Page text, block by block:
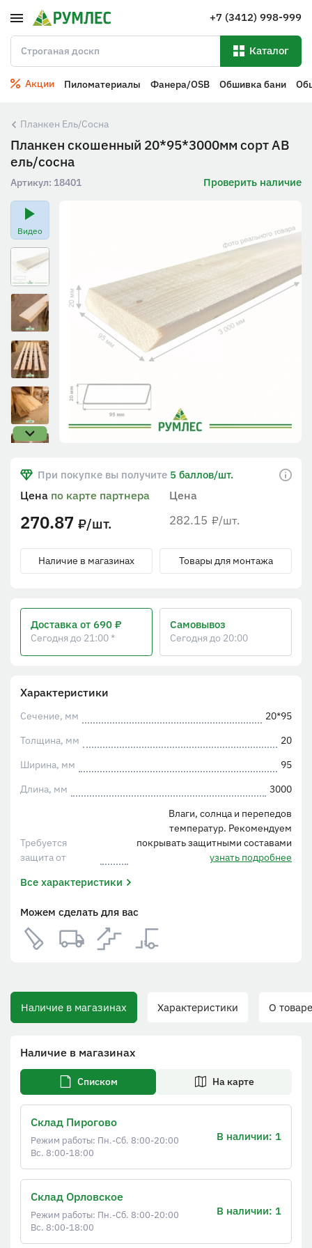
+7 (3412) 998-999
Каталог
Акции Пиломатериалы Фанера/OSB Обшивка бани
Планкен Ель/Сосна
Планкен скошенный 20*95*3000мм сорт АВ
ель/сосна
Артикул: 18401 Проверить наличие
Видео
Характеристики
Сечение, мм
20*95
Толщина, мм
20
Ширина, мм
95
Длина, мм
3000
Требуется
защита от
Влаги, солнца и перепедов
температур. Рекомендуем
покрывать защитными составами
узнать подробнее
Все характеристики
Можем сделать для вас
При покупке вы получите 5 баллов/шт.
Цена
282.15 ₽/шт.
Цена по карте партнера
270.87 ₽/шт.
Наличие в магазинах Товары для монтажа
Доставка от 690 ₽
Сегодня до 21:00 *
Самовывоз
Сегодня до 20:00
Наличие в магазинах Характеристики О товаре
Наличие в магазинах
Списком На карте
Склад Пирогово
Режим работы: Пн.-Сб. 8:00-20:00
Вс. 8:00-18:00
В наличии: 1
Склад Орловское
Режим работы: Пн.-Сб. 8:00-20:00
Вс. 8:00-18:00
В наличии: 1